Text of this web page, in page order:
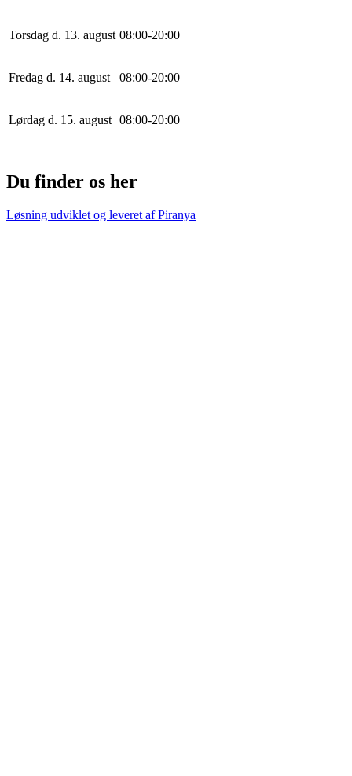
Torsdag d. 13. august 08:00-20:00
Fredag d. 14. august 08:00-20:00
Lørdag d. 15. august 08:00-20:00
Du finder os her
Løsning udviklet og leveret afPiranya